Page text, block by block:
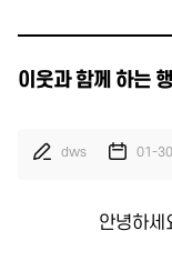
이웃과 함께 하는
dws 01-
안녕하세